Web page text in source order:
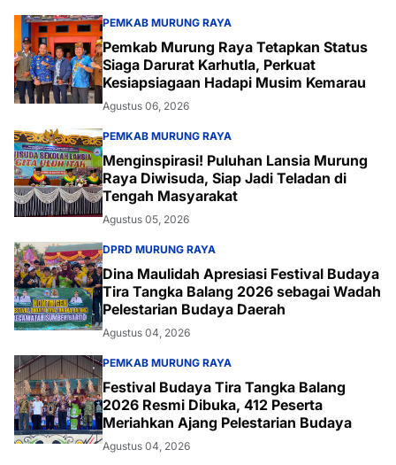
PEMKAB MURUNG RAYA
Pemkab Murung Raya Tetapkan Status
Siaga Darurat Karhutla, Perkuat
Kesiapsiagaan Hadapi Musim Kemarau
Agustus 06, 2026
PEMKAB MURUNG RAYA
Menginspirasi! Puluhan Lansia Murung
Raya Diwisuda, Siap Jadi Teladan di
Tengah Masyarakat
Agustus 05, 2026
DPRD MURUNG RAYA
Dina Maulidah Apresiasi Festival Budaya
Tira Tangka Balang 2026 sebagai Wadah
Pelestarian Budaya Daerah
Agustus 04, 2026
PEMKAB MURUNG RAYA
Festival Budaya Tira Tangka Balang
2026 Resmi Dibuka, 412 Peserta
Meriahkan Ajang Pelestarian Budaya
Agustus 04, 2026